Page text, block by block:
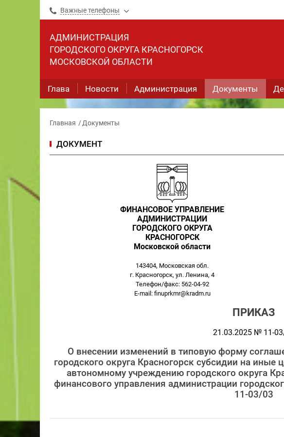
Важные телефоны
АДМИНИСТРАЦИЯ
ГОРОДСКОГО ОКРУГА КРАСНОГОРСК
МОСКОВСКОЙ ОБЛАСТИ
Глава Новости Администрация Документы
Главная Документы
ДОКУМЕНТ
ФИНАНСОВОЕ УПРАВЛЕНИЕ
АДМИНИСТРАЦИИ
ГОРОДСКОГО ОКРУГА
КРАСНОГОРСК
Московской области
143404, Московская обл.
г. Красногорск, ул. Ленина, 4
Телефон/факс: 562-04-92
E-mail: finuprkmr@kradm.ru
ПРИКАЗ
21.03.2025 № 11-
О внесении изменений в типовую форму
городского округа Красногорск субсидии на
автономному учреждению городского округа
финансового управления администрации
11-03/03